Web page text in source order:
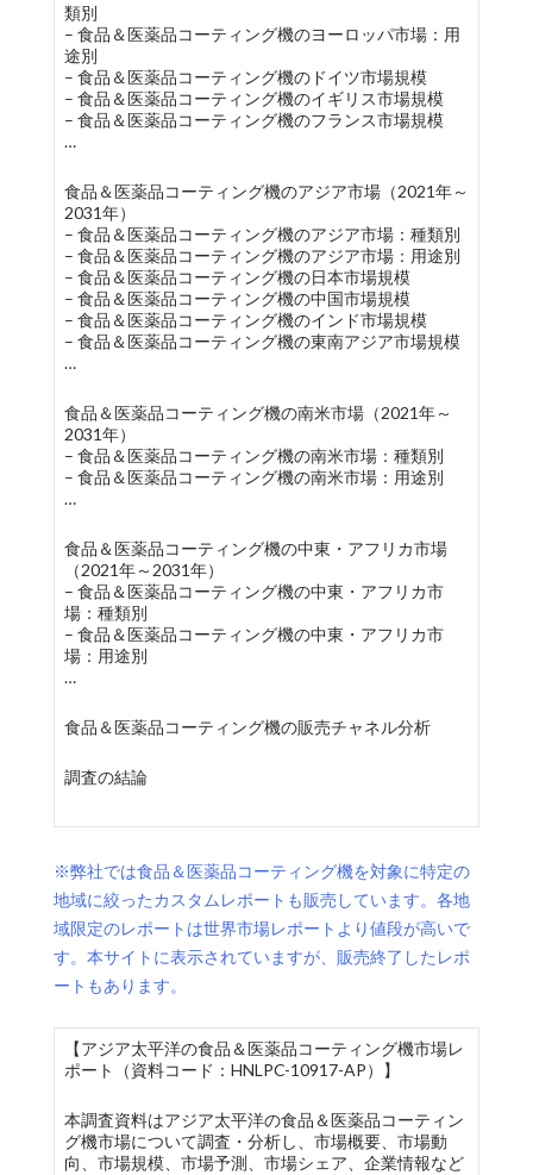
類別
– 食品＆医薬品コーティング機のヨーロッパ市場：用
途別
– 食品＆医薬品コーティング機のドイツ市場規模
– 食品＆医薬品コーティング機のイギリス市場規模
– 食品＆医薬品コーティング機のフランス市場規模
…
食品＆医薬品コーティング機のアジア市場（2021年～
2031年）
– 食品＆医薬品コーティング機のアジア市場：種類別
– 食品＆医薬品コーティング機のアジア市場：用途別
– 食品＆医薬品コーティング機の日本市場規模
– 食品＆医薬品コーティング機の中国市場規模
– 食品＆医薬品コーティング機のインド市場規模
– 食品＆医薬品コーティング機の東南アジア市場規模
…
食品＆医薬品コーティング機の南米市場（2021年～
2031年）
– 食品＆医薬品コーティング機の南米市場：種類別
– 食品＆医薬品コーティング機の南米市場：用途別
…
食品＆医薬品コーティング機の中東・アフリカ市場
（2021年～2031年）
– 食品＆医薬品コーティング機の中東・アフリカ市
場：種類別
– 食品＆医薬品コーティング機の中東・アフリカ市
場：用途別
…
食品＆医薬品コーティング機の販売チャネル分析
調査の結論
※弊社では食品＆医薬品コーティング機を対象に特定の
地域に絞ったカスタムレポートも販売しています。各地
域限定のレポートは世界市場レポートより値段が高いで
す。本サイトに表示されていますが、販売終了したレポ
ートもあります。
【アジア太平洋の食品＆医薬品コーティング機市場レ
ポート（資料コード：HNLPC-10917-AP）】
本調査資料はアジア太平洋の食品＆医薬品コーティン
グ機市場について調査・分析し、市場概要、市場動
向、市場規模、市場予測、市場シェア、企業情報など